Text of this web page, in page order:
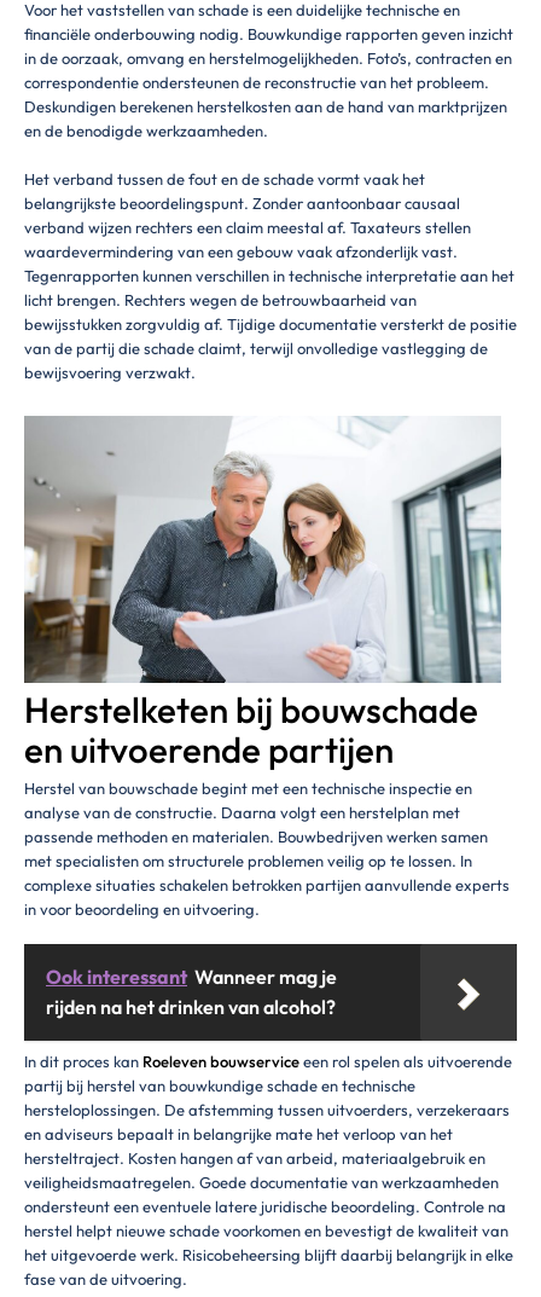
Voor het vaststellen van schade is een duidelijke technische en
financiële onderbouwing nodig. Bouwkundige rapporten geven inzicht
in de oorzaak, omvang en herstelmogelijkheden. Foto’s, contracten en
correspondentie ondersteunen de reconstructie van het probleem.
Deskundigen berekenen herstelkosten aan de hand van marktprijzen
en de benodigde werkzaamheden.
Het verband tussen de fout en de schade vormt vaak het
belangrijkste beoordelingspunt. Zonder aantoonbaar causaal
verband wijzen rechters een claim meestal af. Taxateurs stellen
waardevermindering van een gebouw vaak afzonderlijk vast.
Tegenrapporten kunnen verschillen in technische interpretatie aan het
licht brengen. Rechters wegen de betrouwbaarheid van
bewijsstukken zorgvuldig af. Tijdige documentatie versterkt de positie
van de partij die schade claimt, terwijl onvolledige vastlegging de
bewijsvoering verzwakt.
Herstelketen bij bouwschade
en uitvoerende partijen
Herstel van bouwschade begint met een technische inspectie en
analyse van de constructie. Daarna volgt een herstelplan met
passende methoden en materialen. Bouwbedrijven werken samen
met specialisten om structurele problemen veilig op te lossen. In
complexe situaties schakelen betrokken partijen aanvullende experts
in voor beoordeling en uitvoering.
Ook interessant Wanneer mag je
rijden na het drinken van alcohol?
In dit proces kan Roeleven bouwserviceeen rol spelen als uitvoerende
partij bij herstel van bouwkundige schade en technische
hersteloplossingen. De afstemming tussen uitvoerders, verzekeraars
en adviseurs bepaalt in belangrijke mate het verloop van het
hersteltraject. Kosten hangen af van arbeid, materiaalgebruik en
veiligheidsmaatregelen. Goede documentatie van werkzaamheden
ondersteunt een eventuele latere juridische beoordeling. Controle na
herstel helpt nieuwe schade voorkomen en bevestigt de kwaliteit van
het uitgevoerde werk. Risicobeheersing blijft daarbij belangrijk in elke
fase van de uitvoering.